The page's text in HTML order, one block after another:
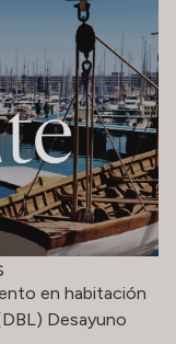
en habitación
Desayuno